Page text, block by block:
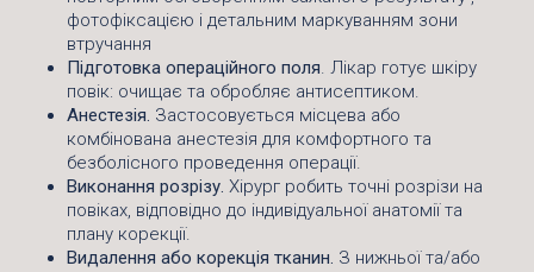
фотофіксацією і детальним маркуванням зони
втручання
Підготовка операційного поля. Лікар готує шкіру
повік: очищає та обробляє антисептиком.
Анестезія. Застосовується місцева або
комбінована анестезія для комфортного та
безболісного проведення операції.
Виконання розрізу. Хірург робить точні розрізи на
повіках, відповідно до індивідуальної анатомії та
плану корекції.
Видалення або корекція тканин. З нижньої та/або